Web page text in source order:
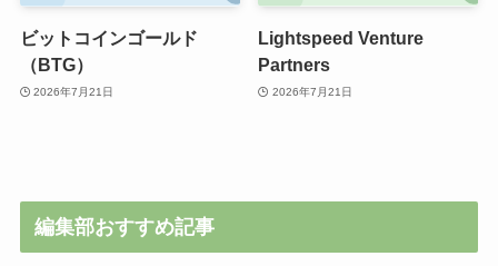
ビットコインゴールド
（BTG）
2026年7月21日
Lightspeed Venture
Partners
2026年7月21日
編集部おすすめ記事